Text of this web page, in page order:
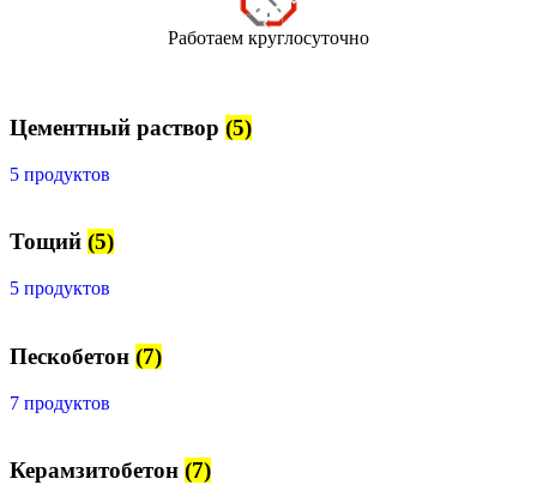
Работаем круглосуточно
Цементный раствор (5)
5 продуктов
Тощий (5)
5 продуктов
Пескобетон (7)
7 продуктов
Керамзитобетон (7)